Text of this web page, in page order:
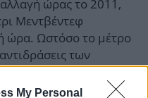
My Personal
ώρας το 2011,
Μεντβέντεφ
ώρα. Ωστόσο το μέτρο
των
ώρες του